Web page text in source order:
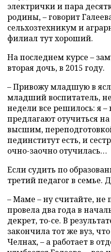
электрички и пара
родины, – говорит
сельхозтехникум и
филиал тут хороший.
На последнем курсе –
вторая дочь, в 2015 году.
– Привожу младшую в
младший воспитатель,
недели все решилось: я
предлагают отучиться
высшим,
пединститут есть, и
очно-заочно отучилась…
Если судить по
третий педагог в семье.
– Маме – ну считайте, не
провела два года в
декрет, то-се. В
закончила тот же вуз,
Челнах, – а работает в